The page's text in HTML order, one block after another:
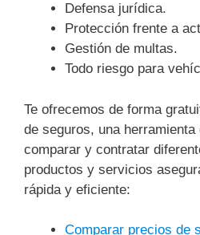
Defensa jurídica.
Protección frente a
Gestión de multas.
Todo riesgo para
Te ofrecemos de forma
de seguros, una
comparar y contratar
productos y servicios
rápida y eficiente:
Comparar precios de